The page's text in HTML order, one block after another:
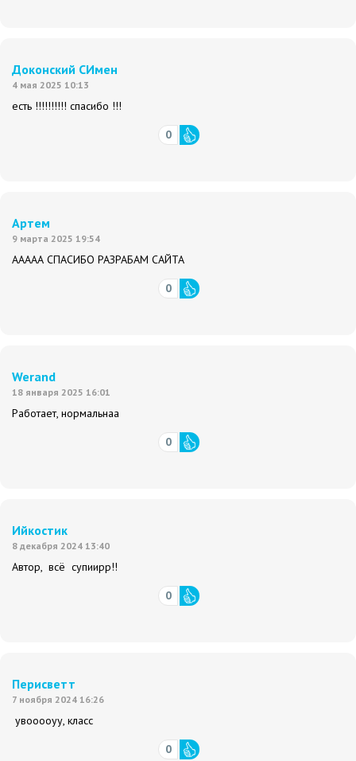
Доконский СИмен
4 мая 2025 10:13
есть !!!!!!!!!! спасибо !!!
0
Артем
9 марта 2025 19:54
ААААА СПАСИБО РАЗРАБАМ САЙТА
0
Werand
18 января 2025 16:01
Работает, нормальнаа
0
Ийкостик
8 декабря 2024 13:40
Автор, всё супиирр!!
0
Перисветт
7 ноября 2024 16:26
увооооуу, класс
0